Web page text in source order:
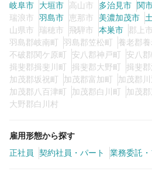
この条件の求人数
検索す
岐阜市
大垣市 高山市 多治見市 関
瑞浪市
羽島市 恵那市 美濃加茂市
山県市
瑞穂市 飛騨市 本巣市 郡上市
羽島郡岐南町
羽島郡笠松町 養老郡
不破郡関ケ原町
安八郡神戸町 安八
揖斐郡揖斐川町
揖斐郡大野町 揖斐
加茂郡坂祝町
加茂郡富加町 加茂郡
加茂郡八百津町
加茂郡白川町 加茂郡
大野郡白川村
雇用形態から探す
正社員
契約社員・パート 業務委託